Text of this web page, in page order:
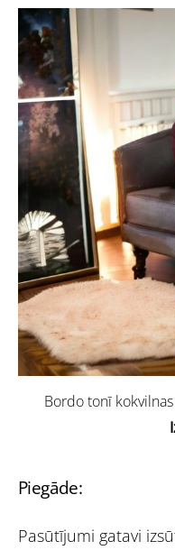
Piegāde:
Pasūtījumi gatavi
Bordo tonī